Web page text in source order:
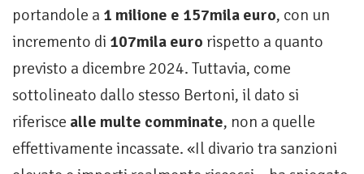
portandole a 1 milione e 157mila euro, con un
incremento di 107mila euro rispetto a quanto
previsto a dicembre 2024. Tuttavia, come
sottolineato dallo stesso Bertoni, il dato si
riferisce alle multe comminate, non a quelle
effettivamente incassate. «Il divario tra sanzioni